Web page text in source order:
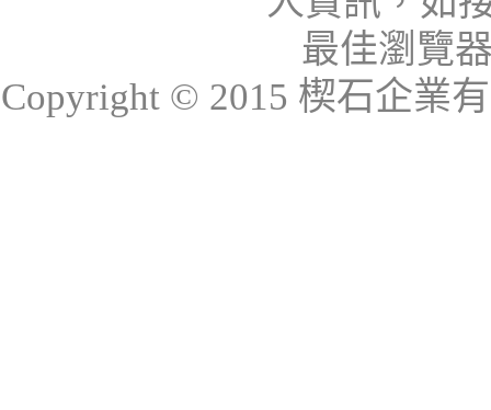
最佳瀏覽
Copyright © 2015 楔石企業